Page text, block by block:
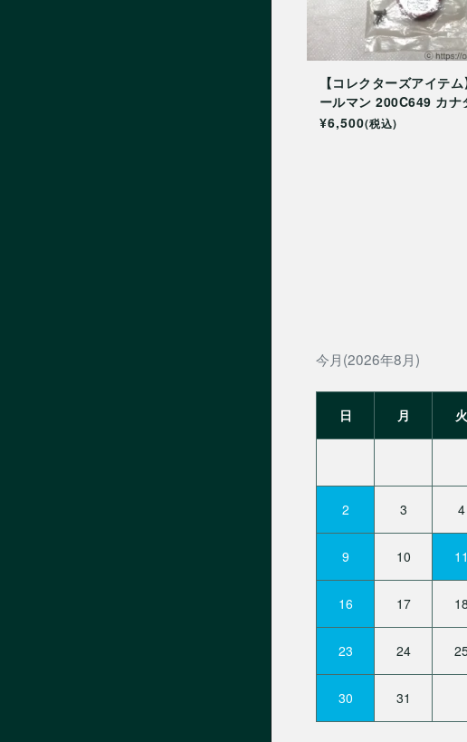
【コレクターズアイテム
ールマン 200C649 カナ
ル用赤バルブホイール 金
¥6,500(税込)
今月(2026年8月)
日 月 火
2 3 4
9 10 11
16 17 18
23 24
30 31